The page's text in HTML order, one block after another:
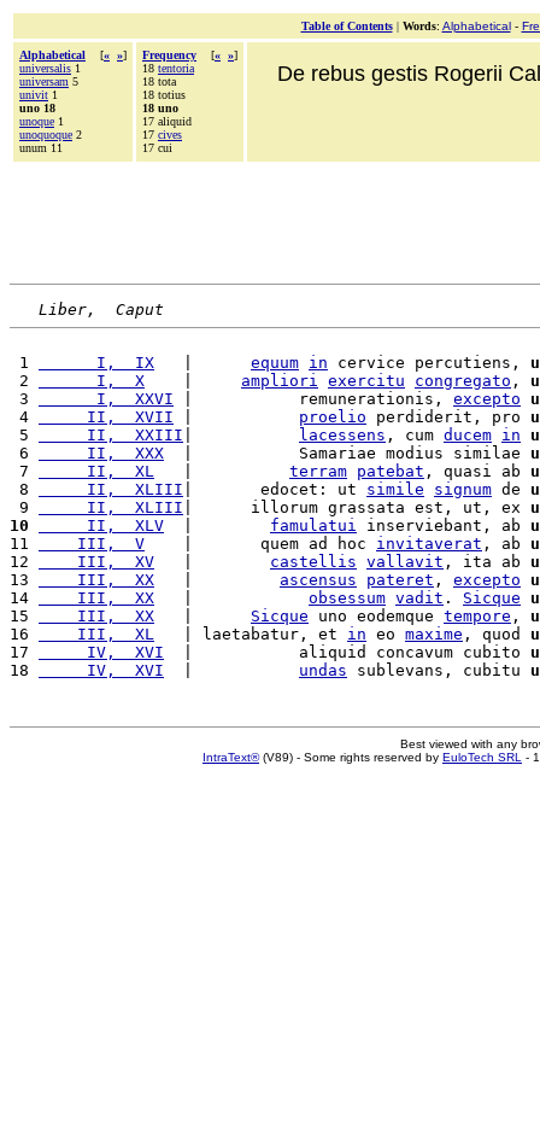
Table of Contents| Words: Alphabetical-
Alphabetical [« »]
universalis 1
universam 5
univit 1
uno 18
unoque 1
unoquoque 2
unum 11
Frequency [« »]
18 tentoria
18 tota
18 totius
18 uno
17 aliquid
17 cives
17 cui
De rebus gestis Rogerii
Liber,  Caput
1
      I,  IX
equum in cervice percutiens,
2
      I,  X
ampliori exercitu congregato ,
3
      I,  XXVI
|           remunerationis, excepto
4
     II,  XVII
proelio perdiderit, pro
5
     II,  XXIII
lacessens , cum ducem in
6
     II,  XXX
  |           Samariae modius similae
7
     II,  XL
terram patebat , quasi ab
8
     II,  XLIII
|       edocet: ut simile signum de
9
     II,  XLIII
|      illorum grassata est, ut, ex
10
     II,  XLV
famulatui inserviebant, ab
11
    III,  V
    |       quem ad hoc
invitaverat , ab
12
    III,  XV
castellis vallavit , ita ab
13
    III,  XX
ascensus pateret , excepto
14
    III,  XX
obsessum vadit . Sicque
15
    III,  XX
Sicque uno eodemque tempore ,
16
    III,  XL
   | laetabatur, et
in eo maxime , quod
17
     IV,  XVI
  |           aliquid concavum cubito
18
     IV,  XVI
undas sublevans, cubitu
Best viewed with any
IntraText®(V89) - Some rights reserved by EuloTech SRL -